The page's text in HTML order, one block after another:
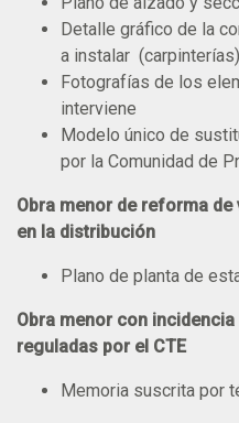
Detalle gráfico de la
a instalar (carpinterías)
Fotografías de los
interviene
Modelo único de
por la Comunidad de
Obra menor de reforma
en la distribución
Plano de planta de
Obra menor con
reguladas por el CTE
Memoria suscrita por